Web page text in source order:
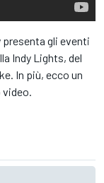
gli eventi
Indy Lights, del
In più, ecco un